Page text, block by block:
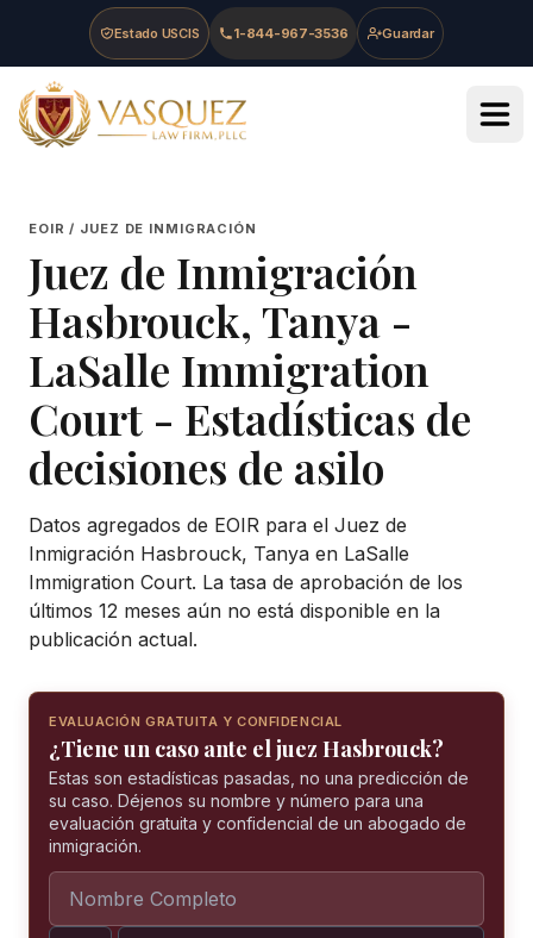
Skip to main content
Skip to navigation
Skip to footer
Estado USCIS 1-844-967-3536 Guardar
Vasquez Law Firm - Home
EOIR / JUEZ DE INMIGRACIÓN
Juez de Inmigración
Hasbrouck, Tanya -
LaSalle Immigration
Court - Estadísticas de
decisiones de asilo
Datos agregados de EOIR para el Juez de
Inmigración Hasbrouck, Tanya en LaSalle
Immigration Court. La tasa de aprobación de los
últimos 12 meses aún no está disponible en la
publicación actual.
EVALUACIÓN GRATUITA Y CONFIDENCIAL
¿Tiene un caso ante el juez Hasbrouck?
Estas son estadísticas pasadas, no una predicción de
su caso. Déjenos su nombre y número para una
evaluación gratuita y confidencial de un abogado de
inmigración.